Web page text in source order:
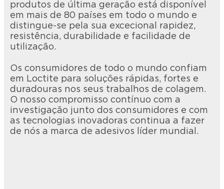
produtos de última geração está disponível
em mais de 80 países em todo o mundo e
distingue-se pela sua excecional rapidez,
resistência, durabilidade e facilidade de
utilização.
Os consumidores de todo o mundo confiam
em Loctite para soluções rápidas, fortes e
duradouras nos seus trabalhos de colagem.
O nosso compromisso contínuo com a
investigação junto dos consumidores e com
as tecnologias inovadoras continua a fazer
de nós a marca de adesivos líder mundial.